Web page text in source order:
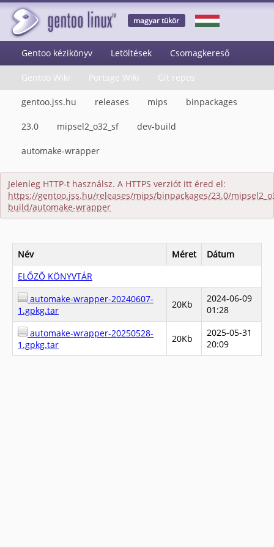
magyar tükör
Gentoo kézikönyv Letöltések Csomagkereső
Gentoo Wiki Portage Wiki Git repos
gentoo.jss.hu releases mips binpackages
23.0 mipsel2_o32_sf dev-build
automake-wrapper
Jelenleg HTTP-t használsz. A HTTPS verziót itt éred el:
https://gentoo.jss.hu/releases/mips/binpackages/23.0/
build/automake-wrapper
Név Méret
Dátum
ELŐZŐ KÖNYVTÁR
automake-wrapper-20240607-
1.gpkg.tar
20Kb
2024-06-09
01:28
automake-wrapper-20250528-
1.gpkg.tar
20Kb
2025-05-31
20:09